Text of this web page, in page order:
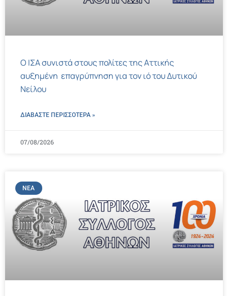
Ο ΙΣΑ συνιστά στους πολίτες της Αττικής
αυξημένη επαγρύπνηση για τον ιό του Δυτικού
Νείλου
ΔΙΑΒΑΣΤΕ ΠΕΡΙΣΣΌΤΕΡΑ »
07/08/2026
ΝΈΑ